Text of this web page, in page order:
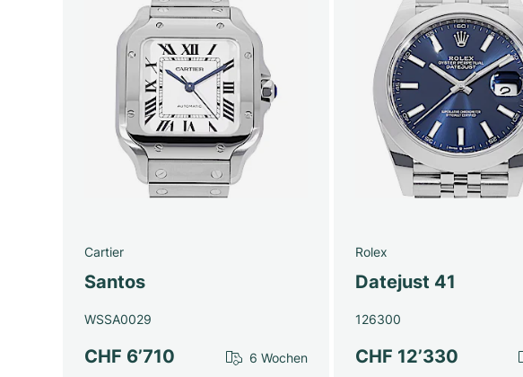
Cartier
Santos
WSSA0029
CHF 6’710 6 Wochen
Rolex
Datejust 41
126300
CHF 12’330